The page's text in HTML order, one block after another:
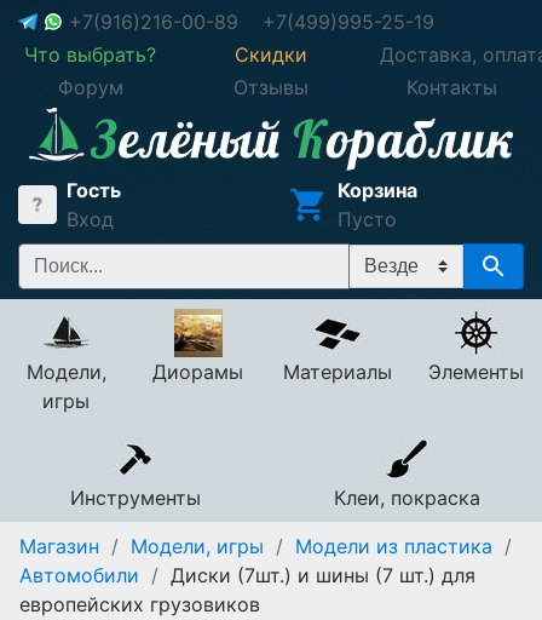
+7(916)216-00-89
+7(499)995-25-19
Что выбрать?
Скидки
Доставка,
Форум
Отзывы Контакты
Гость
Вход
Корзина
Пусто
Модели,
игры
Диорамы Материалы Элементы
Инструменты
Клеи, покраска
Магазин / Модели, игры / Модели из пластика /
Автомобили / Диски (7шт.) и шины (7 шт.) для
европейских грузовиков